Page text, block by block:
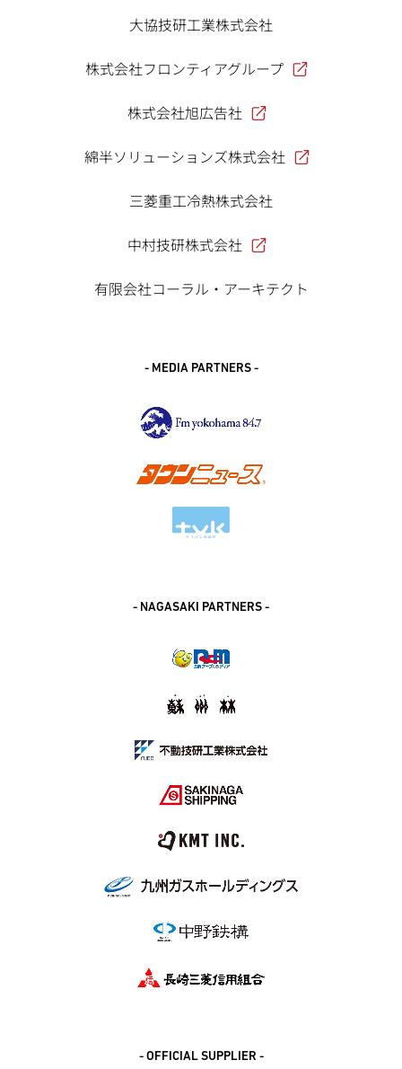
大協技研工業株式会社
株式会社フロンティアグループ
株式会社旭広告社
綿半ソリューションズ株式会社
三菱重工冷熱株式会社
中村技研株式会社
有限会社コーラル・アーキテクト
- MEDIA PARTNERS -
- NAGASAKI PARTNERS -
- OFFICIAL SUPPLIER -